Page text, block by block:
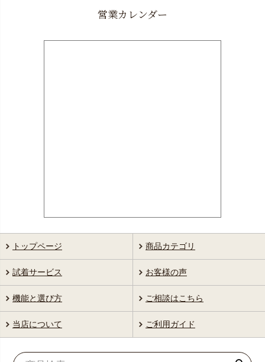
営業カレンダー
トップページ 商品カテゴリ
試着サービス お客様の声
機能と選び方 ご相談はこちら
当店について ご利用ガイド